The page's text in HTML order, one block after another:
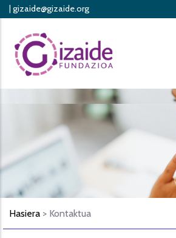
Skip
main
content
| gizaide@gizaide.org
Hasiera > Kontaktua